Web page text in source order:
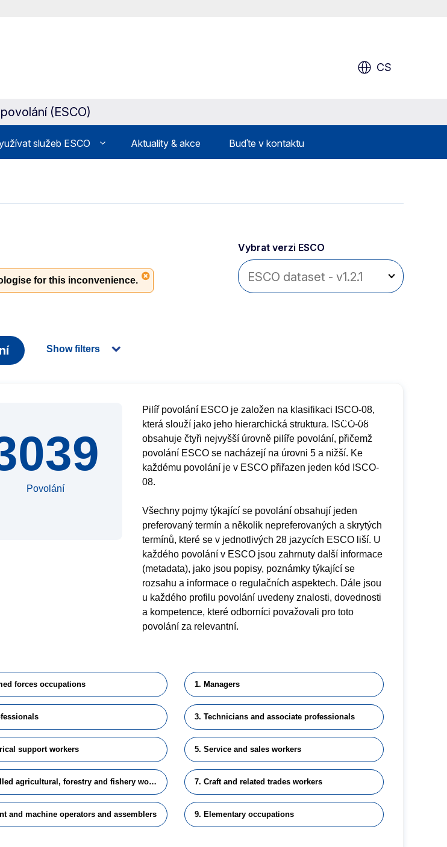
CS
(ESCO)
služeb ESCO Aktuality & akce Buďte v kontaktu
for this inconvenience.
Vybrat verzi ESCO
Show filters
Povolání
Pilíř povolání ESCO je založen na klasifikaci ISCO-08,
která slouží jako jeho hierarchická struktura. ISCO-08
obsahuje čtyři nejvyšší úrovně pilíře povolání, přičemž
povolání ESCO se nacházejí na úrovni 5 a nižší. Ke
každému povolání je v ESCO přiřazen jeden kód ISCO-
08.
Všechny pojmy týkající se povolání obsahují jeden
preferovaný termín a několik nepreferovaných a skrytých
termínů, které se v jednotlivých 28 jazycích ESCO liší. U
každého povolání v ESCO jsou zahrnuty další informace
(metadata), jako jsou popisy, poznámky týkající se
rozsahu a informace o regulačních aspektech. Dále jsou
u každého profilu povolání uvedeny znalosti, dovednosti
a kompetence, které odborníci považovali pro toto
povolání za relevantní.
forces occupations 1. Managers
3. Technicians and associate professionals
support workers 5. Service and sales workers
6. Skilled agricultural, forestry and fishery workers 7. Craft and related trades workers
and machine operators and assemblers 9. Elementary occupations